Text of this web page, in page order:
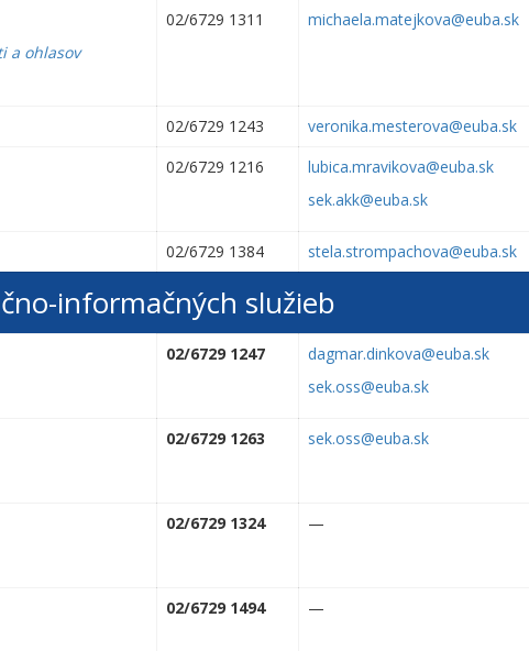
a ohlasov
02/6729 1311 michaela.matejkova@euba.sk
02/6729 1243
veronika.mesterova@euba.sk
02/6729 1216
lubica.mravikova@euba.sk
sek.akk@euba.sk
02/6729 1384 stela.strompachova@euba.sk
informačných služieb
02/6729 1247
dagmar.dinkova@euba.sk
sek.oss@euba.sk
02/6729 1263 sek.oss@euba.sk
02/6729 1324 —
02/6729 1494 —